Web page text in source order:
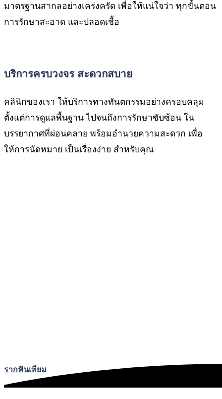
มาตรฐานสากลอย่างเคร่งครัด เพื่อให้แน่ใจว่า ทุกขั้นตอน
การรักษาสะอาด และปลอดเชื้อ
บริการครบวงจร สะดวกสบาย
คลินิกของเรา ให้บริการทางทันตกรรมอย่างครอบคลุม
ตั้งแต่การดูแลพื้นฐาน ไปจนถึงการรักษาซับซ้อน ใน
บรรยากาศที่ผ่อนคลาย พร้อมอำนวยความสะดวก เพื่อ
ให้การนัดหมาย เป็นเรื่องง่าย สำหรับคุณ
รากฟันเทียม